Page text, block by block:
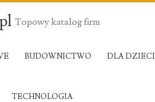
Topowy katalog firm
BUDOWNICTWO DLA DZIECI
TECHNOLOGIA